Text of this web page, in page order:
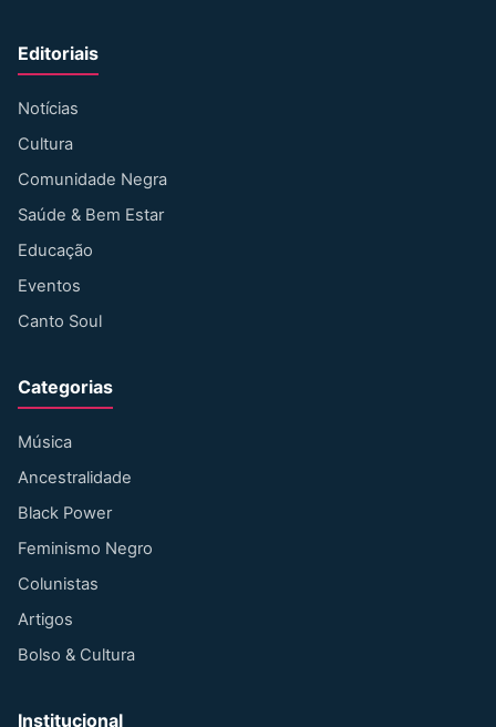
Editoriais
Notícias
Cultura
Comunidade Negra
Saúde & Bem Estar
Educação
Eventos
Canto Soul
Categorias
Música
Ancestralidade
Black Power
Feminismo Negro
Colunistas
Artigos
Bolso & Cultura
Institucional